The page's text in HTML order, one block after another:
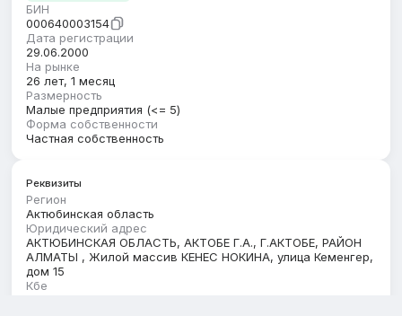
БИН
000640003154
Дата регистрации
29.06.2000
На рынке
26 лет, 1 месяц
Размерность
Малые предприятия (<= 5)
Форма собственности
Частная собственность
Реквизиты
Регион
Актюбинская область
Юридический адрес
АКТЮБИНСКАЯ ОБЛАСТЬ, АКТОБЕ Г.А., Г.АКТОБЕ, РАЙОН
АЛМАТЫ , Жилой массив КЕНЕС НОКИНА, улица Кеменгер,
дом 15
Кбе